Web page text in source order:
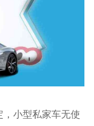
小型私家车无使